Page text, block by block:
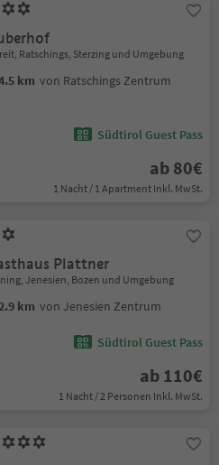
Ratschings, Sterzing und Umgebung
km von Ratschings Zentrum
Südtirol Guest Pass
ab 80€
1 Nacht / 1 Apartment Inkl. MwSt.
Plattner
Jenesien, Bozen und Umgebung
2.9 km von Jenesien Zentrum
Südtirol Guest Pass
ab 110€
1 Nacht / 2 Personen Inkl. MwSt.